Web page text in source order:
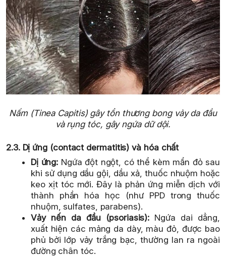
Nấm (Tinea Capitis) gây tổn thương bong vảy da đầu
và rụng tóc, gây ngứa dữ dội.
2.3. Dị ứng (contact dermatitis) và hóa chất
Dị ứng: Ngứa đột ngột, có thể kèm mẩn đỏ sau
khi sử dụng dầu gội, dầu xả, thuốc nhuộm hoặc
keo xịt tóc mới. Đây là phản ứng miễn dịch với
thành phần hóa học (như PPD trong thuốc
nhuộm, sulfates, parabens).
Vảy nến da đầu (psoriasis): Ngứa dai dẳng,
xuất hiện các mảng da dày, màu đỏ, được bao
phủ bởi lớp vảy trắng bạc, thường lan ra ngoài
đường chân tóc.